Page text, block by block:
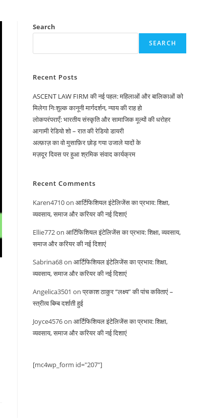
Search
SEARCH
Recent Posts
ASCENT LAW FIRM की नई पहल: महिलाओं और बालिकाओं को
मिलेगा निःशुल्क कानूनी मार्गदर्शन, न्याय की राह हो
लोकपरंपराएँ: भारतीय संस्कृति और सामाजिक मूल्यों की धरोहर
आगामी रेडियो शो – रात की रेडियो डायरी
अल्फ़ाज़ का वो मुसाफ़िर छोड़ गया उजाले यादों के
मज़दूर दिवस पर हुआ श्रमिक संवाद कार्यक्रम
Recent Comments
Karen4710on आर्टिफिशियल इंटेलिजेंस का प्रभाव: शिक्षा,
व्यवसाय, समाज और करियर की नई दिशाएं
Ellie772on आर्टिफिशियल इंटेलिजेंस का प्रभाव: शिक्षा, व्यवसाय,
समाज और करियर की नई दिशाएं
Sabrina68on आर्टिफिशियल इंटेलिजेंस का प्रभाव: शिक्षा,
व्यवसाय, समाज और करियर की नई दिशाएं
Angelica3501 onप्रकाश ठाकुर “लक्ष्य” की पांच कविताएं –
स्त्रीत्व बिम्ब दर्शाती हुई
Joyce4576on आर्टिफिशियल इंटेलिजेंस का प्रभाव: शिक्षा,
व्यवसाय, समाज और करियर की नई दिशाएं
[mc4wp_form id="207"]